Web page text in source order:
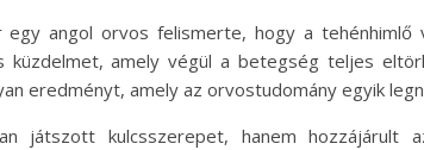
angol orvos felismerte, hogy a tehénhimlő
amely végül a betegség teljes
eredményt, amely az orvostudomány egyik
játszott kulcsszerepet, hanem hozzájárult